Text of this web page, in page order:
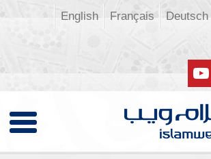
Deutsch
Français
English